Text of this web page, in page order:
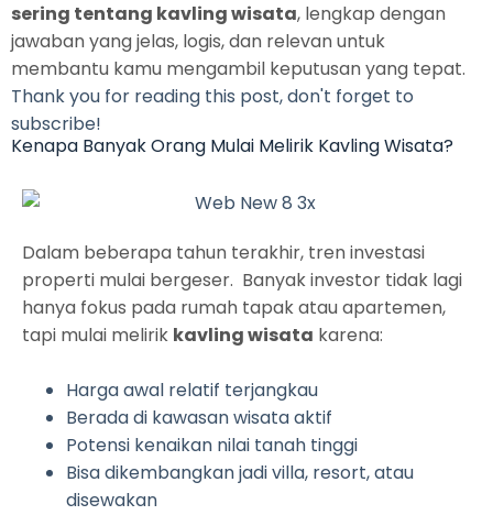
sering tentang kavling wisata, lengkap dengan
jawaban yang jelas, logis, dan relevan untuk
membantu kamu mengambil keputusan yang tepat.
Thank you for reading this post, don't forget to
subscribe!
Kenapa Banyak Orang Mulai Melirik Kavling Wisata?
Dalam beberapa tahun terakhir, tren investasi
properti mulai bergeser. Banyak investor tidak lagi
hanya fokus pada rumah tapak atau apartemen,
tapi mulai melirik kavling wisata karena:
Harga awal relatif terjangkau
Berada di kawasan wisata aktif
Potensi kenaikan nilai tanah tinggi
Bisa dikembangkan jadi villa, resort, atau
disewakan